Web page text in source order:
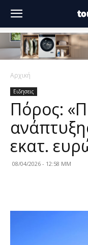
Αρχική
Ειδησεις
Πόρος:
εκατ.
08/04/2026 - 12:58 ΜΜ